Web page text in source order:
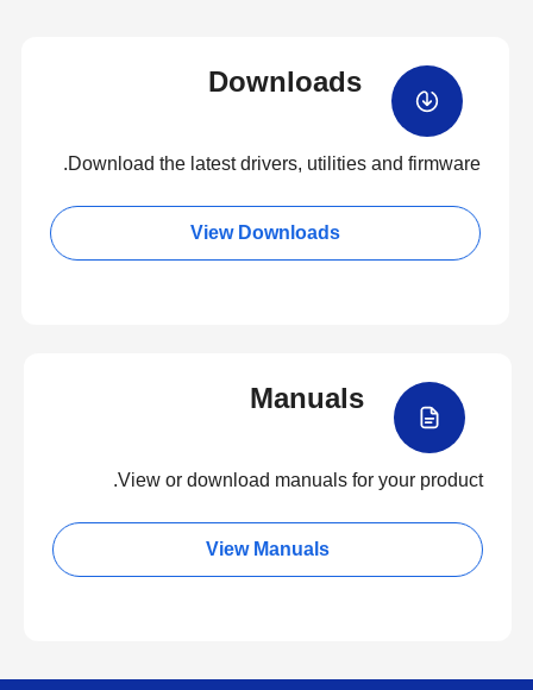
Downloads
Download the latest drivers, utilities and firmware.
View Downloads
Manuals
View or download manuals for your product.
View Manuals